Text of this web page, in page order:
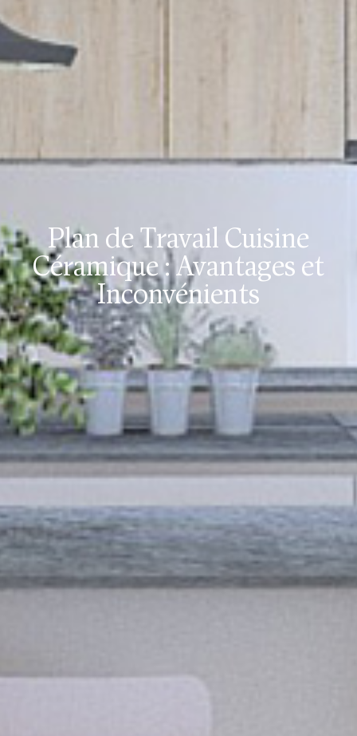
Plan de Travail Cuisine
Céramique : Avantages et
Inconvénients